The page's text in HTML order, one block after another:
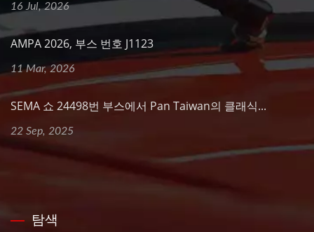
16 Jul, 2026
AMPA 2026, 부스 번호 J1123
11 Mar, 2026
SEMA 쇼 24498번 부스에서 Pan Taiwan의 클래식...
22 Sep, 2025
탐색